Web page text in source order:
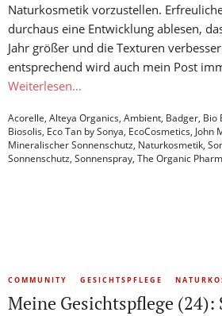
Naturkosmetik vorzustellen.
durchaus eine Entwicklung ablesen,
Jahr größer und die Texturen
entsprechend wird auch mein Post
Weiterlesen…
Acorelle, Alteya Organics, Ambient, Badger, Bio
Biosolis, Eco Tan by Sonya, EcoCosmetics, John
Mineralischer Sonnenschutz, Naturkosmetik,
Sonnenschutz, Sonnenspray, The Organic
COMMUNITY GESICHTSPFLEGE
Meine Gesichtspflege (24):